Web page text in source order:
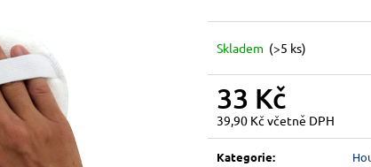
Skladem (>5 ks)
33 Kč
39,90 Kč včetně DPH
Měrná
cena:
Kategorie: